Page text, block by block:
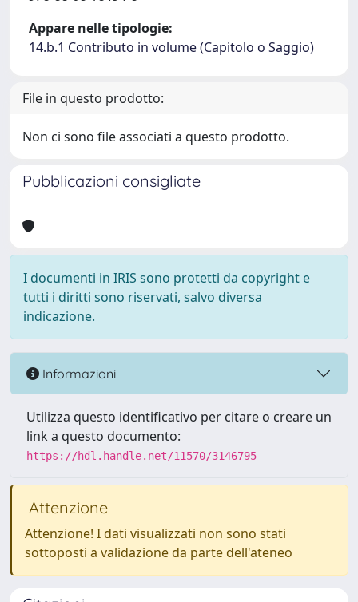
Appare nelle tipologie:
14.b.1 Contributo in volume (Capitolo o Saggio)
File in questo prodotto:
Non ci sono file associati a questo prodotto.
Pubblicazioni consigliate
I documenti in IRIS sono protetti da copyright e
tutti i diritti sono riservati, salvo diversa
indicazione.
Informazioni
Utilizza questo identificativo per citare o creare un
link a questo documento:
https://hdl.handle.net/11570/3146795
Attenzione
Attenzione! I dati visualizzati non sono stati
sottoposti a validazione da parte dell'ateneo